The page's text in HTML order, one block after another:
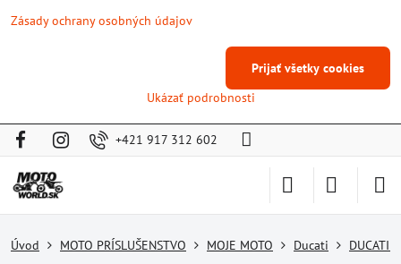
+421 917 312 602
Úvod MOTO PRÍSLUŠENSTVO MOJE MOTO Ducati DUCATI
Zásady ochrany osobných údajov
Ukázať podrobnosti
Prijať všetky cookies